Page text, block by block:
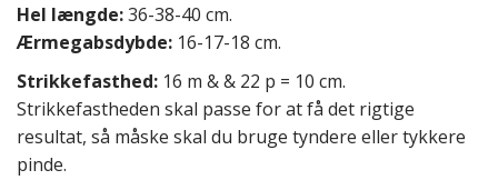
Hel længde:36-38-40 cm.
Ærmegabsdybde: 16-17-18 cm.
Strikkefasthed: 16 m & & 22 p = 10 cm.
Strikkefastheden skal passe for at få det rigtige
resultat, så måske skal du bruge tyndere eller tykkere
pinde.